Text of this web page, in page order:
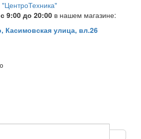
9:00 до 20:00 в нашем магазине:
Касимовская улица, вл.26